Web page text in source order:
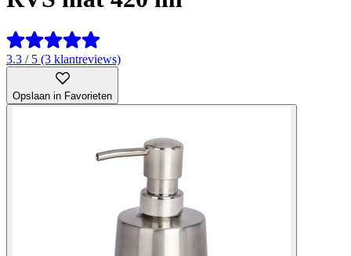
3.3 / 5 (3 klantreviews)
Opslaan in Favorieten